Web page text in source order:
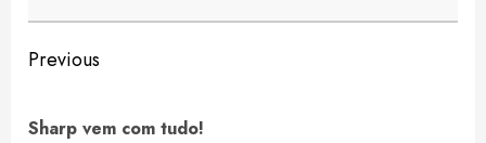
Continue
Reading
Previous
Sharp vem com tudo!